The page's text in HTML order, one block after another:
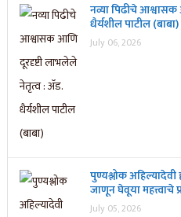
नव्या पिढीचे
धैर्यशील पाटील (बाबा)
July 06, 2026
पुण्यश्लोक
जाणून घेवूया महत्त्वाचे
July 05, 2026